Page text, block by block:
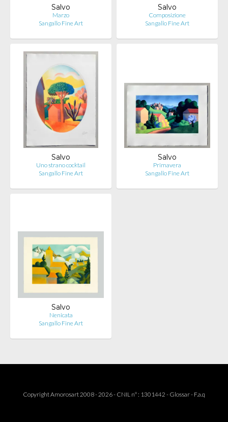
Salvo
Marzo
Sangallo Fine Art
Salvo
Composizione
Sangallo Fine Art
Salvo
Uno strano cocktail
Sangallo Fine Art
Salvo
Primavera
Sangallo Fine Art
Salvo
Nenicata
Sangallo Fine Art
Copyright Amorosart 2008 - 2026 - CNIL n° : 1301442 - Glossar- F.a.q